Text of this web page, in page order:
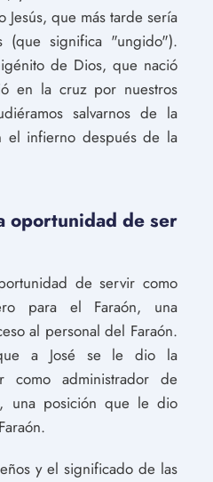
Jesús, que más tarde sería
(que significa "ungido").
de Dios, que nació
en la cruz por nuestros
salvarnos de la
el infierno después de la
oportunidad de ser
de servir como
para el Faraón, una
al personal del Faraón.
a José se le dio la
como administrador de
una posición que le dio
y el significado de las